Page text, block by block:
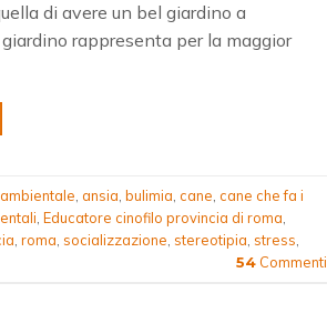
di avere un bel giardino a
rappresenta per la maggior
ambientale ansia bulimia cane cane che fa i
Educatore cinofilo provincia di roma
roma socializzazione stereotipia stress
54Commenti